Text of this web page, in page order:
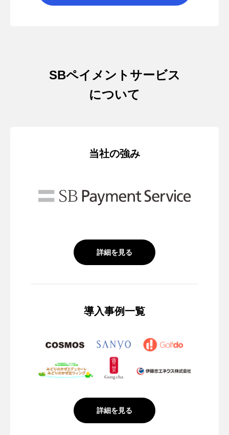
SBペイメントサービス
について
当社の強み
詳細を見る
導入事例一覧
詳細を見る